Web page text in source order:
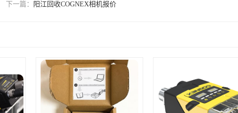
下一篇： 阳江回收COGNEX相机报价